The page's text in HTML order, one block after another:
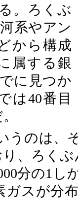
。ろくぶ
系やアン
から構成
属する銀
に見つか
は40番目
うのは、
、ろく
分の1し
ガスが分